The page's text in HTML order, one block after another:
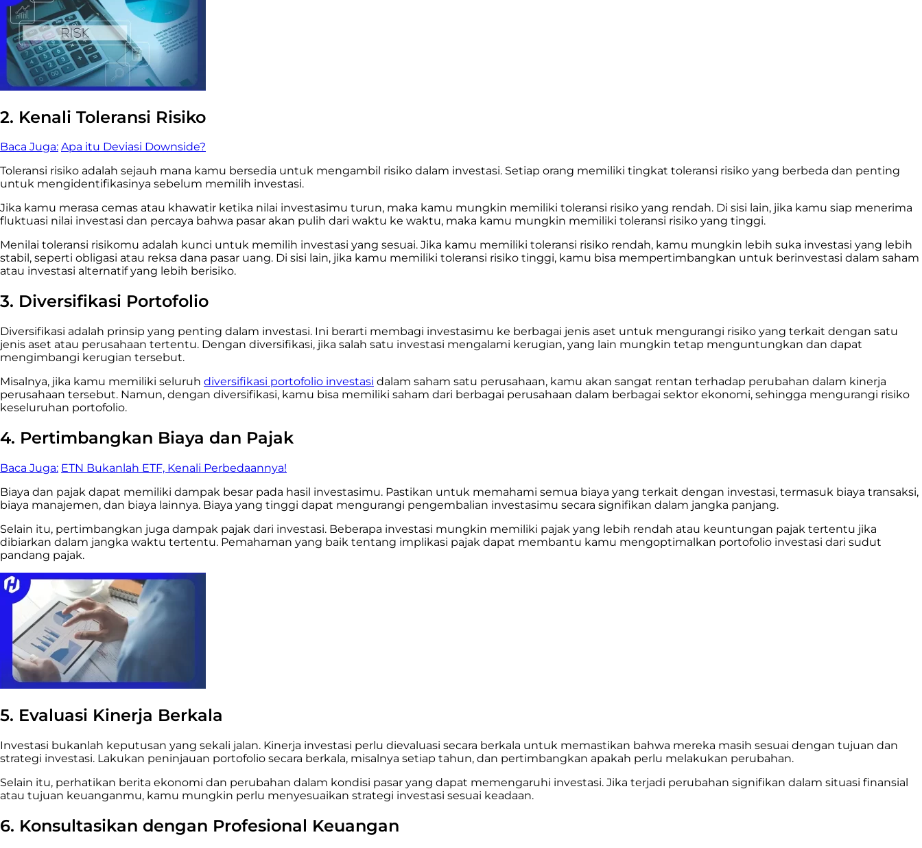
2. Kenali Toleransi Risiko
Baca Juga: Apa itu Deviasi Downside?
Toleransi risiko adalah sejauh mana kamu bersedia untuk mengambil risiko dalam investasi. Setiap orang memiliki tingkat toleransi risiko yang berbeda dan penting
untuk mengidentifikasinya sebelum memilih investasi.
Jika kamu merasa cemas atau khawatir ketika nilai investasimu turun, maka kamu mungkin memiliki toleransi risiko yang rendah. Di sisi lain, jika kamu siap menerima
fluktuasi nilai investasi dan percaya bahwa pasar akan pulih dari waktu ke waktu, maka kamu mungkin memiliki toleransi risiko yang tinggi.
Menilai toleransi risikomu adalah kunci untuk memilih investasi yang sesuai. Jika kamu memiliki toleransi risiko rendah, kamu mungkin lebih suka investasi yang lebih
stabil, seperti obligasi atau reksa dana pasar uang. Di sisi lain, jika kamu memiliki toleransi risiko tinggi, kamu bisa mempertimbangkan untuk berinvestasi dalam saham
atau investasi alternatif yang lebih berisiko.
3. Diversifikasi Portofolio
Diversifikasi adalah prinsip yang penting dalam investasi. Ini berarti membagi investasimu ke berbagai jenis aset untuk mengurangi risiko yang terkait dengan satu
jenis aset atau perusahaan tertentu. Dengan diversifikasi, jika salah satu investasi mengalami kerugian, yang lain mungkin tetap menguntungkan dan dapat
mengimbangi kerugian tersebut.
Misalnya, jika kamu memiliki seluruh diversifikasi portofolio investasi dalam saham satu perusahaan, kamu akan sangat rentan terhadap perubahan dalam kinerja
perusahaan tersebut. Namun, dengan diversifikasi, kamu bisa memiliki saham dari berbagai perusahaan dalam berbagai sektor ekonomi, sehingga mengurangi risiko
keseluruhan portofolio.
4. Pertimbangkan Biaya dan Pajak
Baca Juga: ETN Bukanlah ETF, Kenali Perbedaannya!
Biaya dan pajak dapat memiliki dampak besar pada hasil investasimu. Pastikan untuk memahami semua biaya yang terkait dengan investasi, termasuk biaya transaksi,
biaya manajemen, dan biaya lainnya. Biaya yang tinggi dapat mengurangi pengembalian investasimu secara signifikan dalam jangka panjang.
Selain itu, pertimbangkan juga dampak pajak dari investasi. Beberapa investasi mungkin memiliki pajak yang lebih rendah atau keuntungan pajak tertentu jika
dibiarkan dalam jangka waktu tertentu. Pemahaman yang baik tentang implikasi pajak dapat membantu kamu mengoptimalkan portofolio investasi dari sudut
pandang pajak.
5. Evaluasi Kinerja Berkala
Investasi bukanlah keputusan yang sekali jalan. Kinerja investasi perlu dievaluasi secara berkala untuk memastikan bahwa mereka masih sesuai dengan tujuan dan
strategi investasi. Lakukan peninjauan portofolio secara berkala, misalnya setiap tahun, dan pertimbangkan apakah perlu melakukan perubahan.
Selain itu, perhatikan berita ekonomi dan perubahan dalam kondisi pasar yang dapat memengaruhi investasi. Jika terjadi perubahan signifikan dalam situasi finansial
atau tujuan keuanganmu, kamu mungkin perlu menyesuaikan strategi investasi sesuai keadaan.
6. Konsultasikan dengan Profesional Keuangan